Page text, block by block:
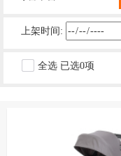
上架时间:
全选 已选0项